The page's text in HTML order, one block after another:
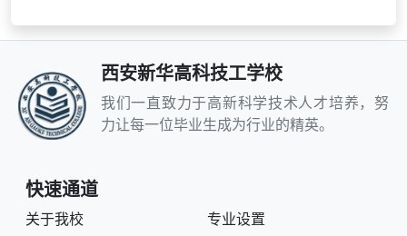
西安新华高科技工学校
我们一直致力于高新科学技术人才培养，努
力让每一位毕业生成为行业的精英。
快速通道
关于我校
专业设置